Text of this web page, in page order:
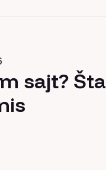
sajt? Šta